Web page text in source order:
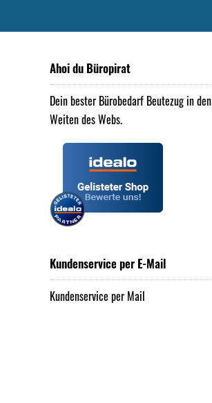
Ahoi du Büropirat
Dein bester Bürobedarf Beutezug in den
Weiten des Webs.
Kundenservice per E-Mail
Kundenservice per Mail